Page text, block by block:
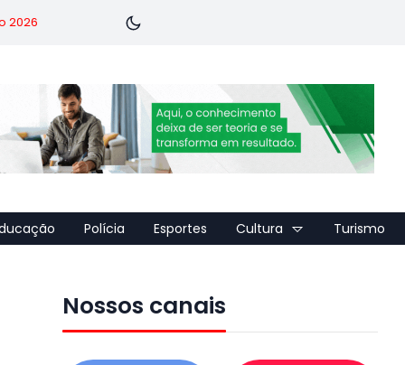
2026
Polícia Esportes Cultura Turismo
Nossos canais